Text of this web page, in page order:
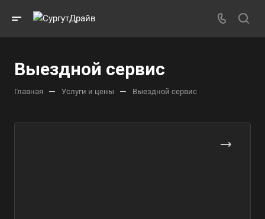
Выездной сервис
Главная — Услуги и цены — Выездной сервис